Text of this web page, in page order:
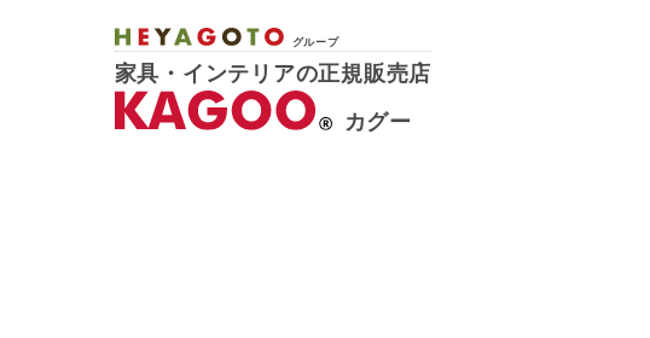
グループ
家具・インテリアの正規販売店
カグー